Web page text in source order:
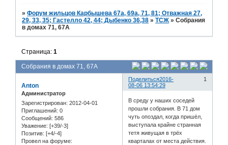
»Форум жильцов Карбышева 67а, 69а, 71, 81; Отважная 27,
29, 33, 35; Гастелло 42, 44; Дыбенко 36,38 »ТСЖ »Собрания
в домах 71, 67А
Собрания в домах 71, 67А
Страница:1
Поделиться 1
2016-
08-06 13:54:29
Anton
Администратор
Зарегистрирован: 2012-04-01
Приглашений: 0
Сообщений: 586
Уважение: [+39/-3]
Позитив: [+4/-4]
Провел на форуме:
В среду у наших соседей
прошли собрания. В 71 дом
чуть опоздал, когда пришёл,
выступала крайне странная
тетя живущая в трёх
кварталах от места действия.